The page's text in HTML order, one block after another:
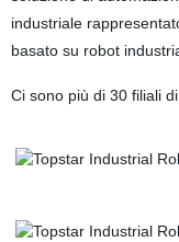
industriale
basato su robot
Ci sono più di 30 filiali